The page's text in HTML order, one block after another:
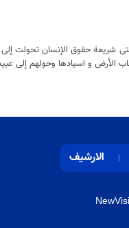
شريعة حقوق الإنسان تحولت
الأرض و اسيادها وحولهم إلى
الارشيف